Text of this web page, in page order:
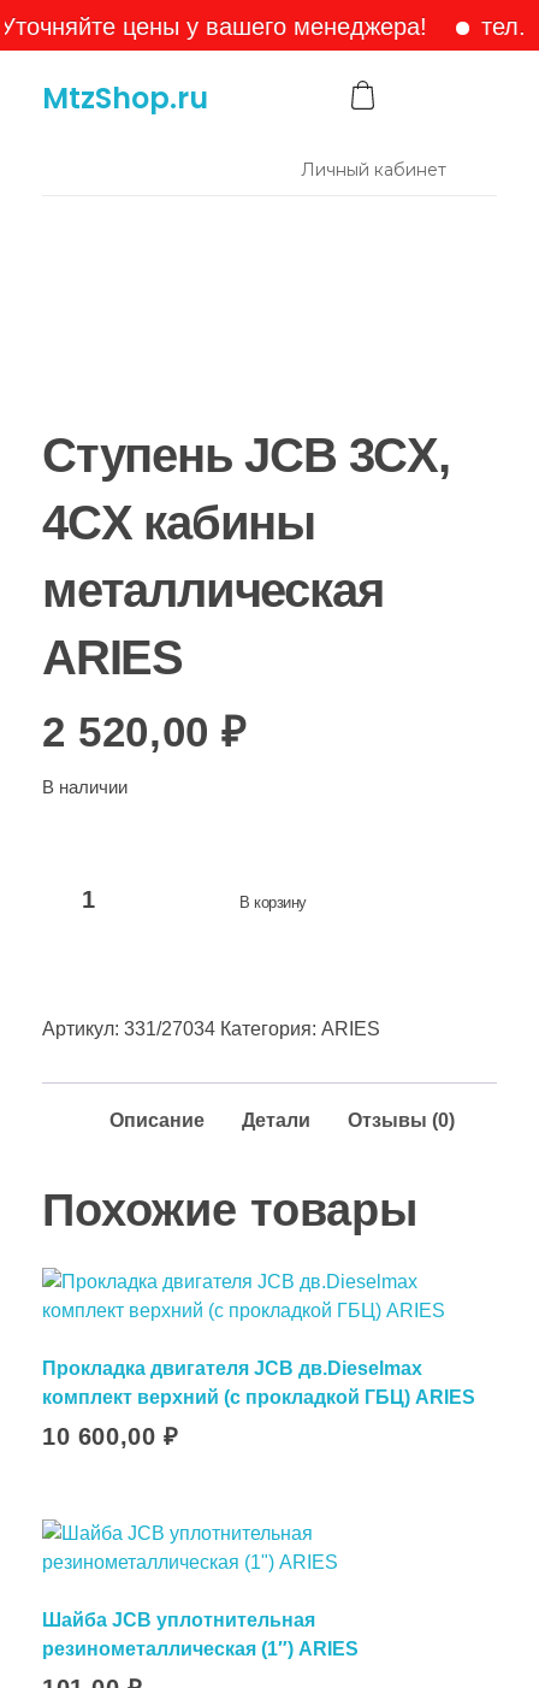
цены у вашего менеджера! тел. +7-
MtzShop.ru
Личный кабинет
Ступень JCB 3CX,
4CX кабины
металлическая
ARIES
2 520,00₽
В наличии
В корзину
Артикул: 331/27034 Категория: ARIES
Описание Детали Отзывы (0)
Похожие товары
Прокладка двигателя JCB дв.Dieselmax
комплект верхний (с прокладкой ГБЦ) ARIES
10 600,00 ₽
Шайба JCB уплотнительная
резинометаллическая (1″) ARIES